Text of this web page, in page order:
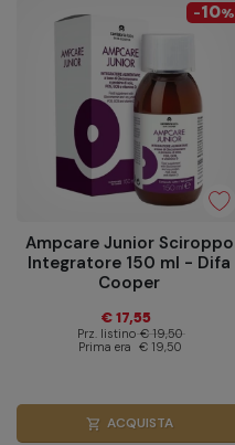
-10%
Ampcare Junior Sciroppo
Integratore 150 ml - Difa
Cooper
€ 17,55
Prz. listino € 19,50
Prima era € 19,50
shopping_cart ACQUISTA